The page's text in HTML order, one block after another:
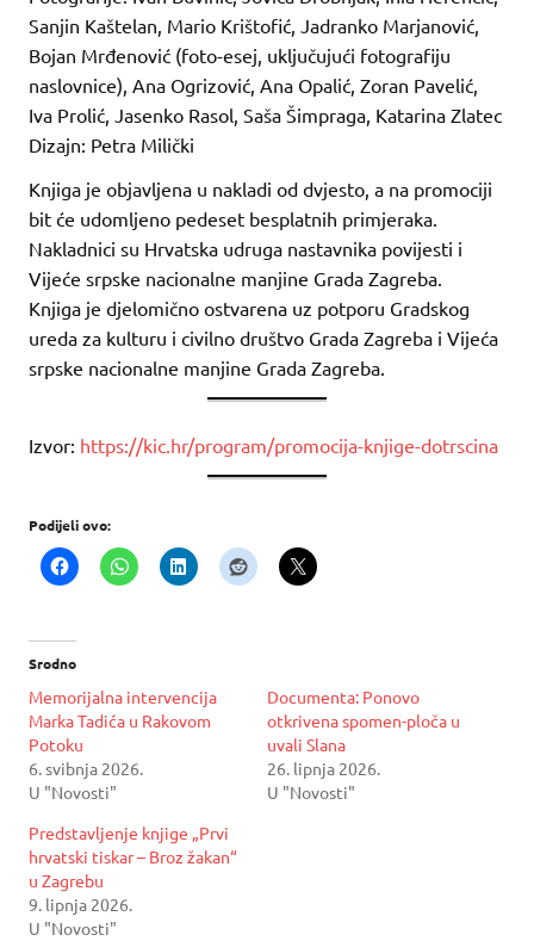
Sanjin Kaštelan, Mario Krištofić, Jadranko Marjanović,
Bojan Mrđenović (foto-esej, uključujući fotografiju
naslovnice), Ana Ogrizović, Ana Opalić, Zoran Pavelić,
Iva Prolić, Jasenko Rasol, Saša Šimpraga, Katarina Zlatec
Dizajn: Petra Milički
Knjiga je objavljena u nakladi od dvjesto, a na promociji
bit će udomljeno pedeset besplatnih primjeraka.
Nakladnici su Hrvatska udruga nastavnika povijesti i
Vijeće srpske nacionalne manjine Grada Zagreba.
Knjiga je djelomično ostvarena uz potporu Gradskog
ureda za kulturu i civilno društvo Grada Zagreba i Vijeća
srpske nacionalne manjine Grada Zagreba.
Izvor: https://kic.hr/program/promocija-knjige-dotrscina
Podijeli ovo:
Srodno
Memorijalna intervencija
Marka Tadića u Rakovom
Potoku
6. svibnja 2026.
U "Novosti"
Documenta: Ponovo
otkrivena spomen-ploča u
uvali Slana
26. lipnja 2026.
U "Novosti"
Predstavljenje knjige „Prvi
hrvatski tiskar – Broz žakan“
u Zagrebu
9. lipnja 2026.
U "Novosti"